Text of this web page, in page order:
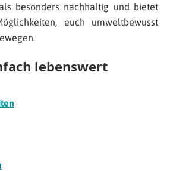
besonders nachhaltig und bietet
euch umweltbewusst
lebenswert